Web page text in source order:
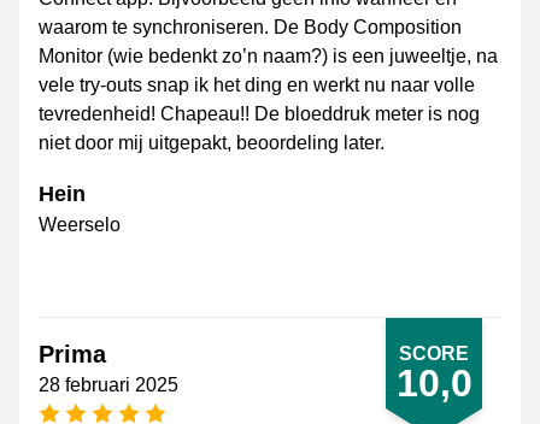
waarom te synchroniseren. De Body Composition
Monitor (wie bedenkt zo’n naam?) is een juweeltje, na
vele try-outs snap ik het ding en werkt nu naar volle
tevredenheid! Chapeau!! De bloeddruk meter is nog
niet door mij uitgepakt, beoordeling later.
Hein
Weerselo
SCORE
10,0
Prima
28 februari 2025
5 sterren